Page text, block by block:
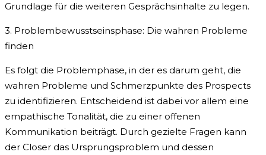
Grundlage für die weiteren Gesprächsinhalte zu legen.
3. Problembewusstseinsphase: Die wahren Probleme
finden
Es folgt die Problemphase, in der es darum geht, die
wahren Probleme und Schmerzpunkte des Prospects
zu identifizieren. Entscheidend ist dabei vor allem eine
empathische Tonalität, die zu einer offenen
Kommunikation beiträgt. Durch gezielte Fragen kann
der Closer das Ursprungsproblem und dessen